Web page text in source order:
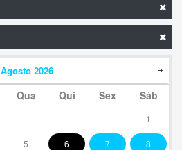
Agosto 2026
Qua Qui Sex Sáb
1
5 6 7 8